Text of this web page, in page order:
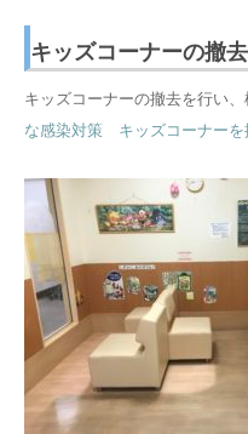
キッズコーナーの撤
キッズコーナーの撤去を行い
な感染対策 キッズコーナーを